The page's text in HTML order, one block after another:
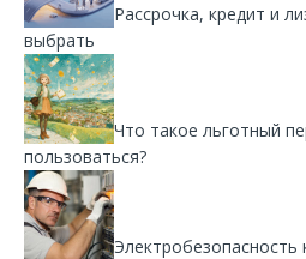
Рассрочка, кредит и
выбрать
Что такое льготный
пользоваться?